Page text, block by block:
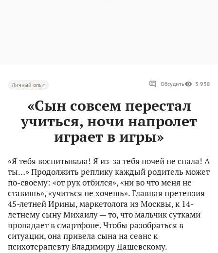
Личный опыт Обсудить 3 938
«Сын совсем перестал
учиться, ночи напролет
играет в игры»
«Я тебя воспитывала! Я из-за тебя ночей не спала! А
ты…» Продолжить реплику каждый родитель может
по-своему: «от рук отбился», «ни во что меня не
ставишь», «учиться не хочешь». Главная претензия
45-летней Ирины, маркетолога из Москвы, к 14-
летнему сыну Михаилу — то, что мальчик сутками
пропадает в смартфоне. Чтобы разобраться в
ситуации, она привела сына на сеанс к
психотерапевту Владимиру Дашевскому.